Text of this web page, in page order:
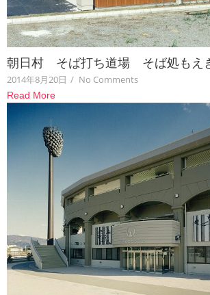
朝日村 そば打ち道場 そば処も
2014年8月20日 / No Comments
Read More